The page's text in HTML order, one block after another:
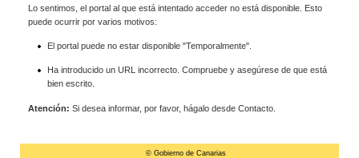
Lo sentimos, el portal al que está intentado acceder no está disponible. Esto
puede ocurrir por varios motivos:
El portal puede no estar disponible "Temporalmente".
Ha introducido un URL incorrecto. Compruebe y asegúrese de que está
bien escrito.
Atención: Si desea informar, por favor, hágalo desde Contacto.
© Gobierno de Canarias